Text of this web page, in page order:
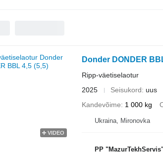
VIDEO
Donder DONDER
Ripp-väetiselaotur
2025
Seisukord
uus
Kandevõime
1 000 kg
Ukraina, Mironovka
PP